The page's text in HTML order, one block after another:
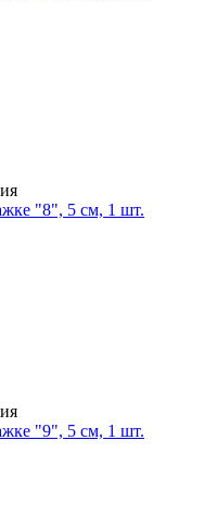
"8", 5 см, 1 шт.
"9", 5 см, 1 шт.